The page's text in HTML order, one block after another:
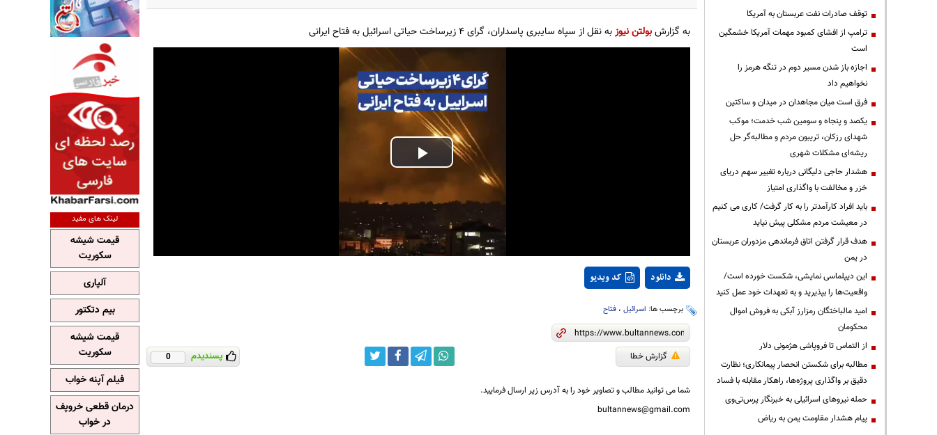
به گزارشبولتن نیوزبه نقل از سپاه سایبری پاسداران، گرای ۴ زیرساخت حیاتی اسرائیل به فتاح ایرانی
Play
Video
کد ویدیو دانلود
برچسب ها: اسرائیل، فتاح
گزارش خطا پسندیدم 0
شما می توانید مطالب و تصاویر خود را به آدرس زیر ارسال فرمایید.
bultannews@gmail.com
توقف صادرات نفت عربستان به آمریکا
ترامپ از افشای کمبود مهمات آمریکا خشمگین
است
اجازه باز شدن مسیر دوم در تنگه هرمز را
نخواهیم داد
فرق است میان مجاهدان در میدان و ساکتین
یکصد و پنجاه و سومین شب خدمت؛ موکب
شهدای رزکان، تریبون مردم و مطالبه‌گر حل
ریشه‌ای مشکلات شهری
هشدار حاجی دلیگانی درباره تغییر سهم دریای
خزر و مخالفت با واگذاری امتیاز
باید افراد کارآمدتر را به کار گرفت/ کاری می کنیم
در معیشت مردم مشکلی پیش نیاید
هدف قرار گرفتن اتاق‌ فرماندهی مزدوران عربستان
در یمن
این دیپلماسی نمایشی، شکست خورده است/
واقعیت‌ها را بپذیرید و به تعهدات خود عمل کنید
امید مالباختگان رمزارز آبکی به فروش اموال
محکومان
از التماس تا فروپاشی هژمونی دلار
مطالبه برای شکستن انحصار پیمانکاری؛ نظارت
دقیق بر واگذاری پروژه‌ها، راهکار مقابله با فساد
حمله نیروهای اسرائیلی به خبرنگار پرس‌تی‌وی
پیام هشدار مقاومت یمن به ریاض
لینک های مفید
قیمت شیشه
سکوریت
آلپاری
بیم دتکتور
قیمت شیشه
سکوریت
فیلم آپنه خواب
درمان قطعی خروپف
در خواب